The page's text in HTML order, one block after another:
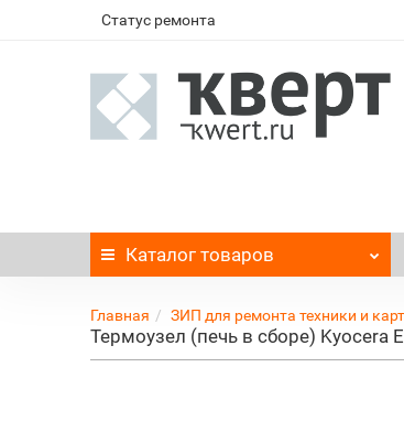
Статус ремонта
Каталог товаров
Главная ЗИП для ремонта техники и
Термоузел (печь в сборе) Kyocera